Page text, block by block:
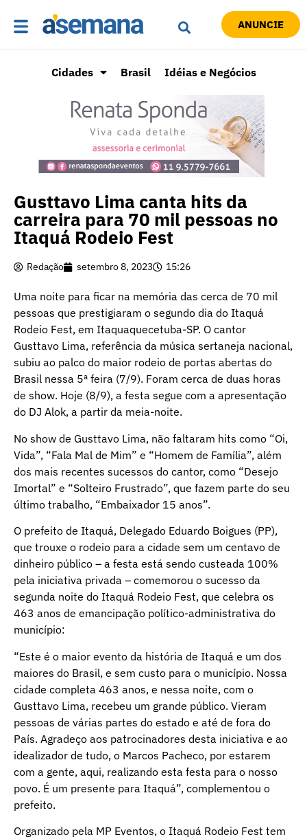
ANUNCIE
Cidades Brasil Idéias e Negócios
Gusttavo Lima canta hits da
carreira para 70 mil pessoas no
Itaquá Rodeio Fest
Redação setembro 8, 2023 15:26
Uma noite para ficar na memória das cerca de 70 mil
pessoas que prestigiaram o segundo dia do Itaquá
Rodeio Fest, em Itaquaquecetuba-SP. O cantor
Gusttavo Lima, referência da música sertaneja nacional,
subiu ao palco do maior rodeio de portas abertas do
Brasil nessa 5ª feira (7/9). Foram cerca de duas horas
de show. Hoje (8/9), a festa segue com a apresentação
do DJ Alok, a partir da meia-noite.
No show de Gusttavo Lima, não faltaram hits como “Oi,
Vida”, “Fala Mal de Mim” e “Homem de Família”, além
dos mais recentes sucessos do cantor, como “Desejo
Imortal” e “Solteiro Frustrado”, que fazem parte do seu
último trabalho, “Embaixador 15 anos”.
O prefeito de Itaquá, Delegado Eduardo Boigues (PP),
que trouxe o rodeio para a cidade sem um centavo de
dinheiro público – a festa está sendo custeada 100%
pela iniciativa privada – comemorou o sucesso da
segunda noite do Itaquá Rodeio Fest, que celebra os
463 anos de emancipação político-administrativa do
município:
“Este é o maior evento da história de Itaquá e um dos
maiores do Brasil, e sem custo para o município. Nossa
cidade completa 463 anos, e nessa noite, com o
Gusttavo Lima, recebeu um grande público. Vieram
pessoas de várias partes do estado e até de fora do
País. Agradeço aos patrocinadores desta iniciativa e ao
idealizador de tudo, o Marcos Pacheco, por estarem
com a gente, aqui, realizando esta festa para o nosso
povo. É um presente para Itaquá”, complementou o
prefeito.
Organizado pela MP Eventos, o Itaquá Rodeio Fest tem